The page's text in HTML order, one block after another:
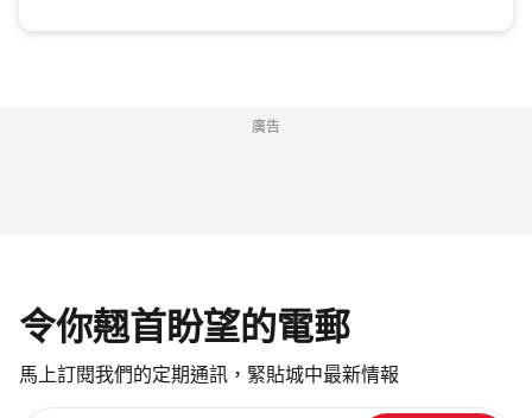
廣告
令你翹首盼望的電郵
馬上訂閱我們的定期通訊，緊貼城中最新情報